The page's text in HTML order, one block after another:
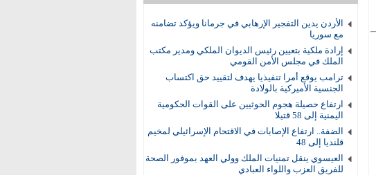
الأردن يدين التفجير الإرهابي في جرمانا ويؤكد تضامنه
مع سوريا
إرادة ملكية بتعيين رئيس الديوان الملكي ومدير مكتب
الملك في مجلس الأمن القومي
ترامب يوقع أمرا تنفيذيا يهدف لتقييد حق اكتساب
الجنسية الأميركية بالولادة
ارتفاع حصيلة هجوم الحوثيين على القوات الحكومية
اليمنية إلى 58 قتيلا
الضفة.. ارتفاع الإصابات في الاقتحام الإسرائيلي لمخيم
قلنديا إلى 48
العيسوي ينقل تمنيات الملك وولي العهد بموفور الصحة
للفريق العزب واللواء العبادي